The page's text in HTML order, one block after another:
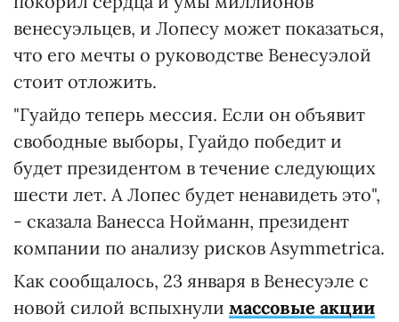
венесуэльцев, и Лопесу может показаться,
что его мечты о руководстве Венесуэлой
стоит отложить.
"Гуайдо теперь мессия. Если он объявит
свободные выборы, Гуайдо победит и
будет президентом в течение следующих
шести лет. А Лопес будет ненавидеть это",
- сказала Ванесса Нойманн, президент
компании по анализу рисков Asymmetrica.
Как сообщалось, 23 января в Венесуэле с
новой силой вспыхнули массовые акции